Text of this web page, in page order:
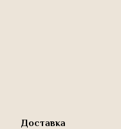
Доставка